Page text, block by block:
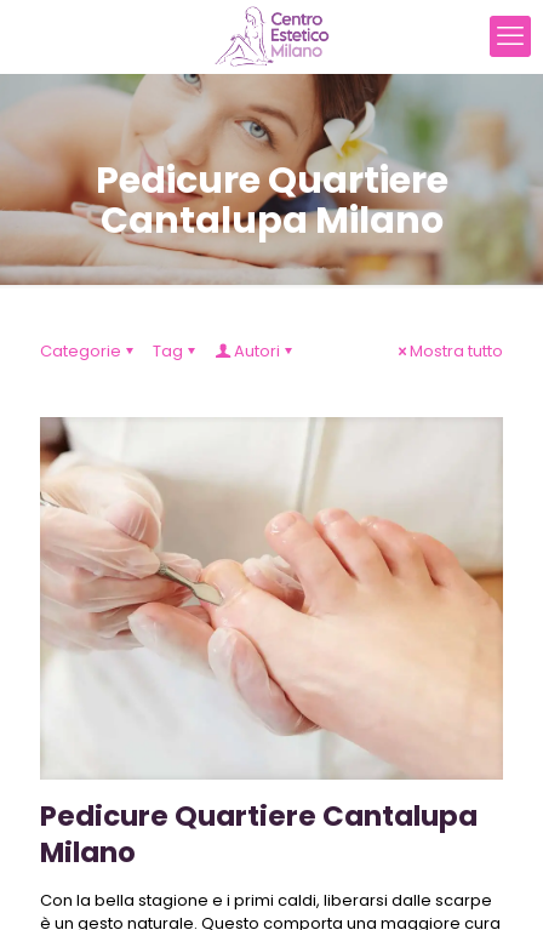
Pedicure Quartiere
Cantalupa Milano
Categorie Tag Autori Mostra tutto
Pedicure Quartiere Cantalupa
Milano
Con la bella stagione e i primi caldi, liberarsi dalle scarpe
è un gesto naturale. Questo comporta una maggiore cura